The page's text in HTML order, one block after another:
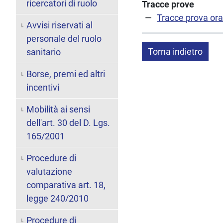
Tracce prove
Tracce prova
Torna indietro
ricercatori di ruolo
Avvisi riservati al
personale del ruolo
sanitario
Borse, premi ed altri
incentivi
Mobilità ai sensi
dell'art. 30 del D. Lgs.
165/2001
Procedure di
valutazione
comparativa art. 18,
legge 240/2010
Procedure di